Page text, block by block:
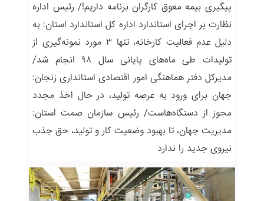
پیگیری بیمه معوق کارگران برنامه داریم!/ رئیس اداره
نظارت بر اجرای استاندارد اداره کل استاندارد استان: به
دلیل عدم فعالیت کارخانه، تنها ۳ مورد نمونه‌گیری از
تولیدات طی ماه‌های پایانی سال ۹۸ انجام شد/
مدیرکل دفتر هماهنگی امور اقتصادی استانداری زنجان:
جهان برای ورود به عرصه تولید، در حال اخذ مجدد
مجوز از دستگاه‌هاست/ رئیس سازمان صمت استان:
مدیریت جهان، تا بهبود وضعیت کار و تولید، حق جذب
نیروی جدید را ندارد